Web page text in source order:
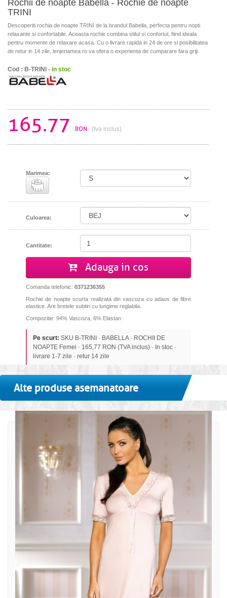
Rochii de noapte Babella - Rochie de noapte
TRINI
Descoperiti rochia de noapte TRINI de la brandul Babella, perfecta pentru nopti
relaxante si confortabile. Aceasta rochie combina stilul si confortul, fiind ideala
pentru momente de relaxare acasa. Cu o livrare rapida in 24 de ore si posibilitatea
de retur in 14 zile, lenjeriamea.ro va ofera o experienta de cumparare fara griji.
Cod : B-TRINI - in stoc
165.77 RON (tva inclus)
Marimea:
Culoarea:
Cantitate:
Adauga in cos
Comanda telefonic: 0371236355
Rochie de noapte scurta realizata din vascoza cu adaos de fibre
elastice. Are bretele subtiri cu lungime reglabila.
Compozitie: 94% Vascoza, 6% Elastan
Pe scurt: SKU B-TRINI · BABELLA · ROCHII DE
NOAPTE Femei · 165,77 RON (TVA inclus) · In stoc ·
livrare 1-7 zile · retur 14 zile
Alte produse asemanatoare